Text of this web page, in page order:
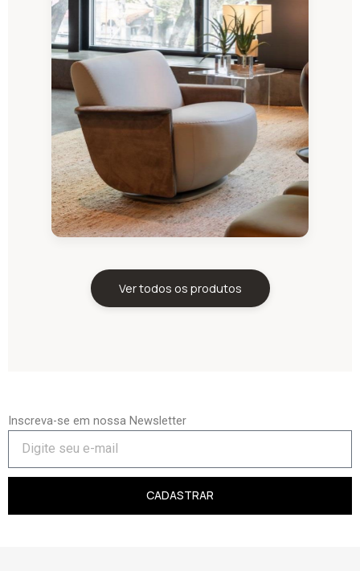
Ver todos os produtos
Inscreva-se em nossa Newsletter
CADASTRAR